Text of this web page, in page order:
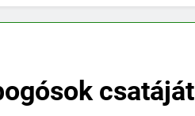
csatáját